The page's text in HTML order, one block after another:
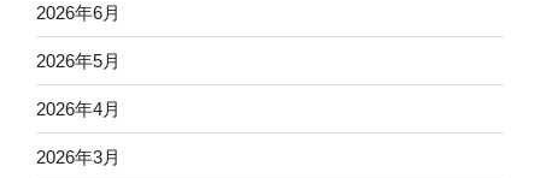
2026年6月
2026年5月
2026年4月
2026年3月